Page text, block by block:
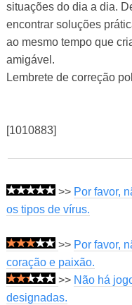
situações do dia a dia.
encontrar soluções
ao mesmo tempo que
amigável.
Lembrete de correção
[1010883]
>> Por favor,
os tipos de vírus.
>> Por favor,
coração e paixão.
>> Não há
designadas.